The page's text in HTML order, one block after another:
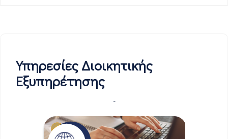
Υπηρεσίες Διοικητικής
Εξυπηρέτησης
-